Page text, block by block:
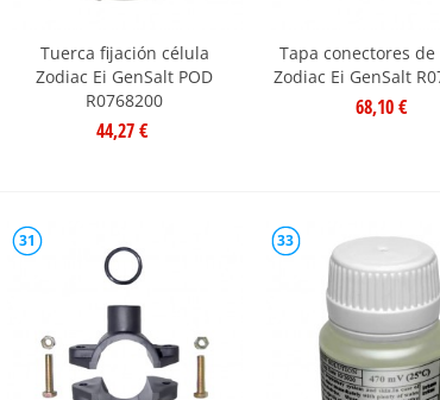
Tuerca fijación célula
Zodiac Ei GenSalt POD
R0768200
44,27 €
Tapa conectores de
Zodiac Ei GenSalt
68,10 €
31 33